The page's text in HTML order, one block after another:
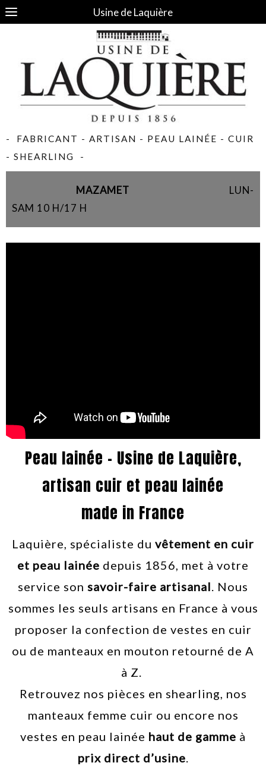
Usine de Laquière
- FABRICANT - ARTISAN - PEAU LAINÉE - CUIR
- SHEARLING -
MAZAMET LUN-
SAM 10 H/17 H
Peau lainée - Usine de Laquière,
artisan cuir et peau lainée
made in France
Laquière, spécialiste du vêtement en cuir
et peau lainée depuis 1856, met à votre
service son savoir-faire artisanal . Nous
sommes les seuls artisans en France à vous
proposer la confection de vestes en cuir
ou de manteaux en mouton retourné de A
à Z.
Retrouvez nos pièces en shearling, nos
manteaux femme cuir ou encore nos
vestes en peau lainée haut de gamme à
prix direct d’usine